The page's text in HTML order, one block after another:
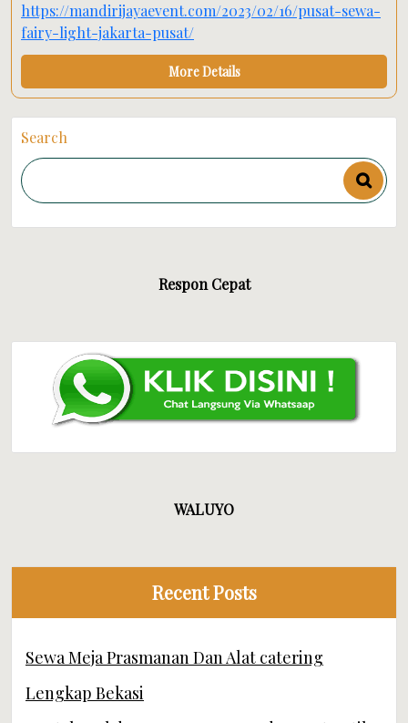
https://mandirijayaevent.com/2023/02/16/pusat-sewa-
fairy-light-jakarta-pusat/
More Details
Search
Respon Cepat
WALUYO
Recent Posts
Sewa Meja Prasmanan Dan Alat catering
Lengkap Bekasi